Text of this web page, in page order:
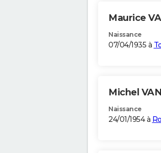
Maurice
Naissance
07/04/1935 à
Michel
Naissance
24/01/1954 à